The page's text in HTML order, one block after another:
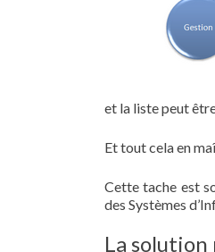
et la liste peut
Et tout cela en
Cette tache est
des Systèmes
La solution